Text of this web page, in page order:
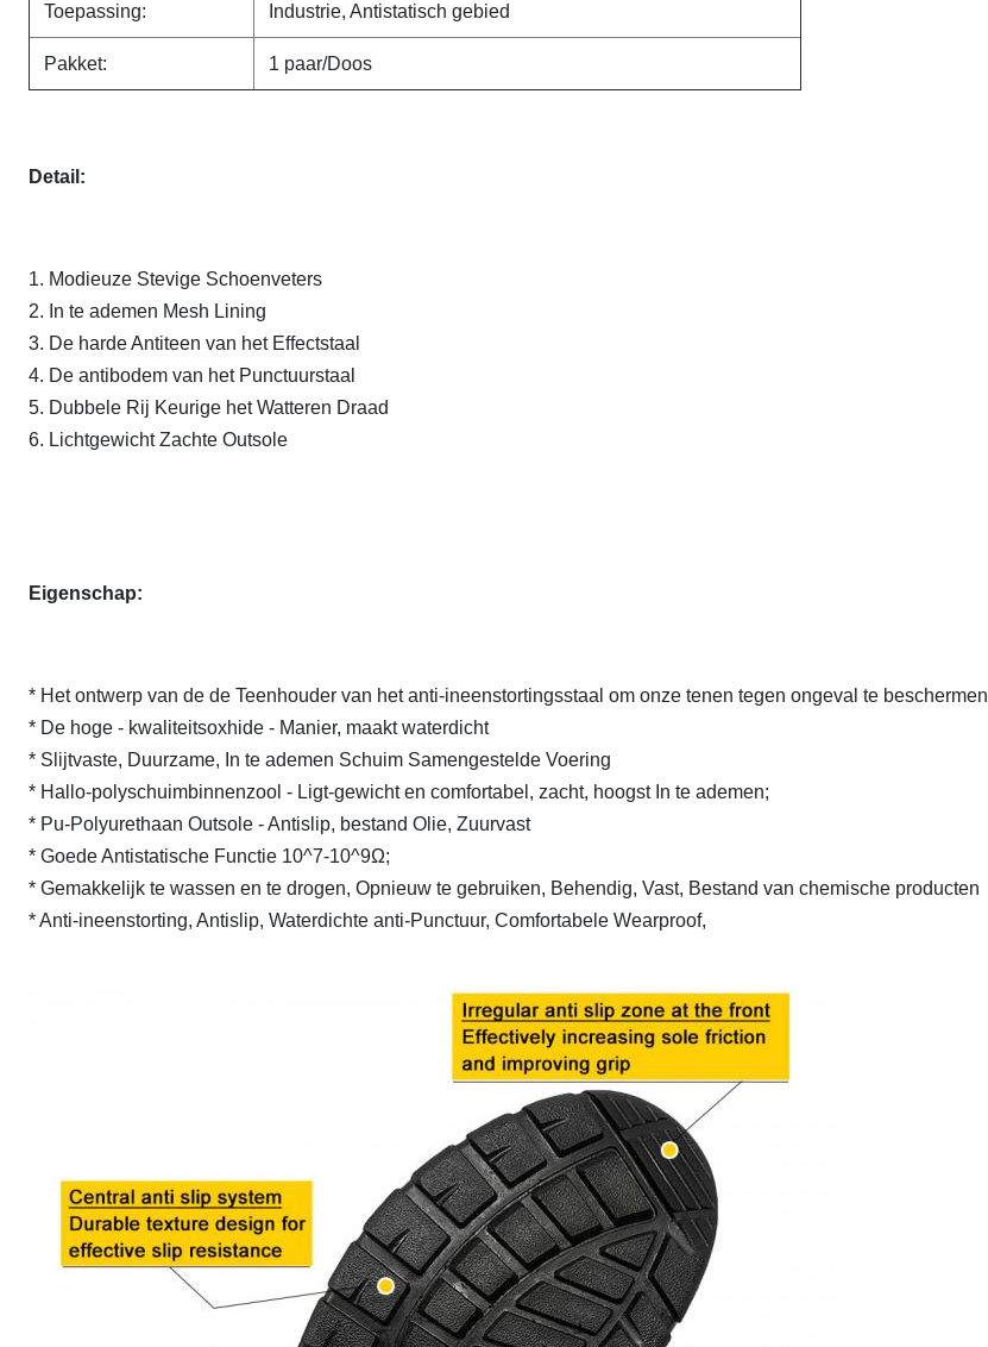
Toepassing: Industrie, Antistatisch gebied
Pakket: 1 paar/Doos
Detail:
1. Modieuze Stevige Schoenveters
2. In te ademen Mesh Lining
3. De harde Antiteen van het Effectstaal
4. De antibodem van het Punctuurstaal
5. Dubbele Rij Keurige het Watteren Draad
6. Lichtgewicht Zachte Outsole
Eigenschap:
* Het ontwerp van de de Teenhouder van het anti-ineenstortingsstaal om onze tenen tegen ongeval te beschermen
* De hoge - kwaliteitsoxhide - Manier, maakt waterdicht
* Slijtvaste, Duurzame, In te ademen Schuim Samengestelde Voering
* Hallo-polyschuimbinnenzool - Ligt-gewicht en comfortabel, zacht, hoogst In te ademen;
* Pu-Polyurethaan Outsole - Antislip, bestand Olie, Zuurvast
* Goede Antistatische Functie 10^7-10^9Ω;
* Gemakkelijk te wassen en te drogen, Opnieuw te gebruiken, Behendig, Vast, Bestand van chemische producten
* Anti-ineenstorting, Antislip, Waterdichte anti-Punctuur, Comfortabele Wearproof,